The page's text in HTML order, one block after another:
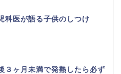
科医が語る子供のしつけ
３ヶ月未満で発熱したら必ず